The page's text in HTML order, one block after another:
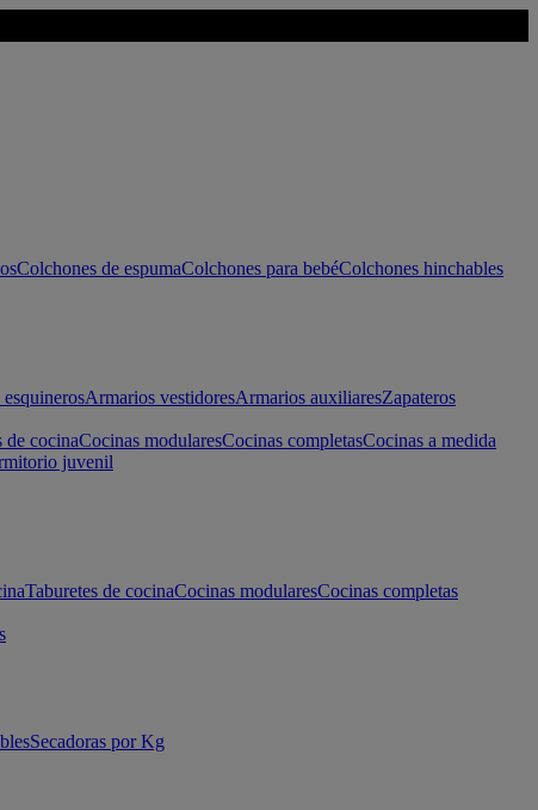
Colchones de espumaColchones para bebéColchones hinchables
Armarios vestidoresArmarios auxiliaresZapateros
de cocinaCocinas modularesCocinas completasCocinas a medida
juvenil
Taburetes de cocinaCocinas modularesCocinas completas
Secadoras por Kg